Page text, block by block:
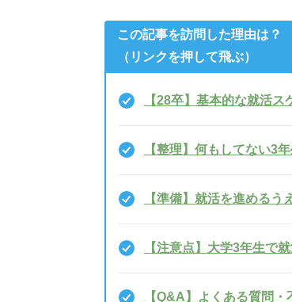
この記事を訪問した理由は？
（リンクを押して飛ぶ）
【28卒】基本的な就活ス
【整理】何もしてない3
【準備】就活を進めるう
【注意点】大学3年生で
【Q&A】よくある質問